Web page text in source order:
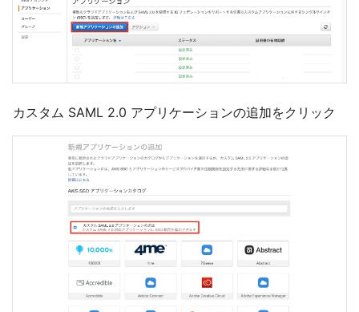
カスタム SAML 2.0 アプリケーションの追加をクリック